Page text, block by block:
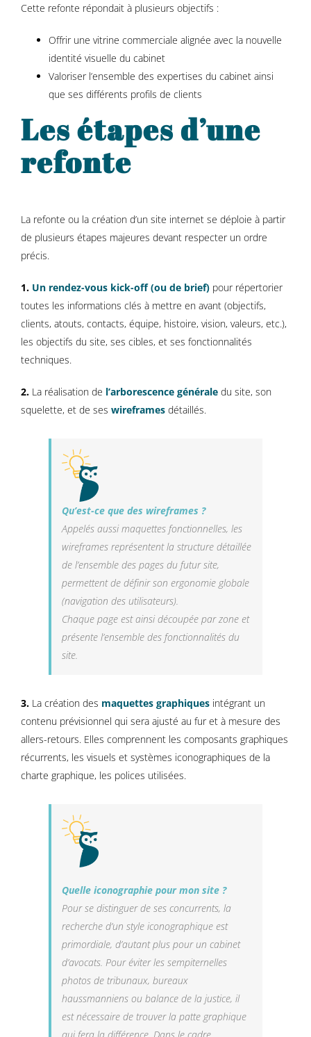
Cette refonte répondait à plusieurs objectifs :
Offrir une vitrine commerciale alignée avec la nouvelle
identité visuelle du cabinet
Valoriser l’ensemble des expertises du cabinet ainsi
que ses différents profils de clients
Les étapes d’une
refonte
La refonte ou la création d’un site internet se déploie à partir
de plusieurs étapes majeures devant respecter un ordre
précis.
1. Un rendez-vous kick-off (ou de brief) pour répertorier
toutes les informations clés à mettre en avant (objectifs,
clients, atouts, contacts, équipe, histoire, vision, valeurs, etc.),
les objectifs du site, ses cibles, et ses fonctionnalités
techniques.
2. La réalisation de l’arborescence générale du site, son
squelette, et de ses wireframes détaillés.
Qu’est-ce que des wireframes ?
Appelés aussi maquettes fonctionnelles, les
wireframes représentent la structure détaillée
de l’ensemble des pages du futur site,
permettent de définir son ergonomie globale
(navigation des utilisateurs).
Chaque page est ainsi découpée par zone et
présente l’ensemble des fonctionnalités du
site.
3. La création des maquettes graphiques intégrant un
contenu prévisionnel qui sera ajusté au fur et à mesure des
allers-retours. Elles comprennent les composants graphiques
récurrents, les visuels et systèmes iconographiques de la
charte graphique, les polices utilisées.
Quelle iconographie pour mon site ?
Pour se distinguer de ses concurrents, la
recherche d’un style iconographique est
primordiale, d’autant plus pour un cabinet
d’avocats. Pour éviter les sempiternelles
photos de tribunaux, bureaux
haussmanniens ou balance de la justice, il
est nécessaire de trouver la patte graphique